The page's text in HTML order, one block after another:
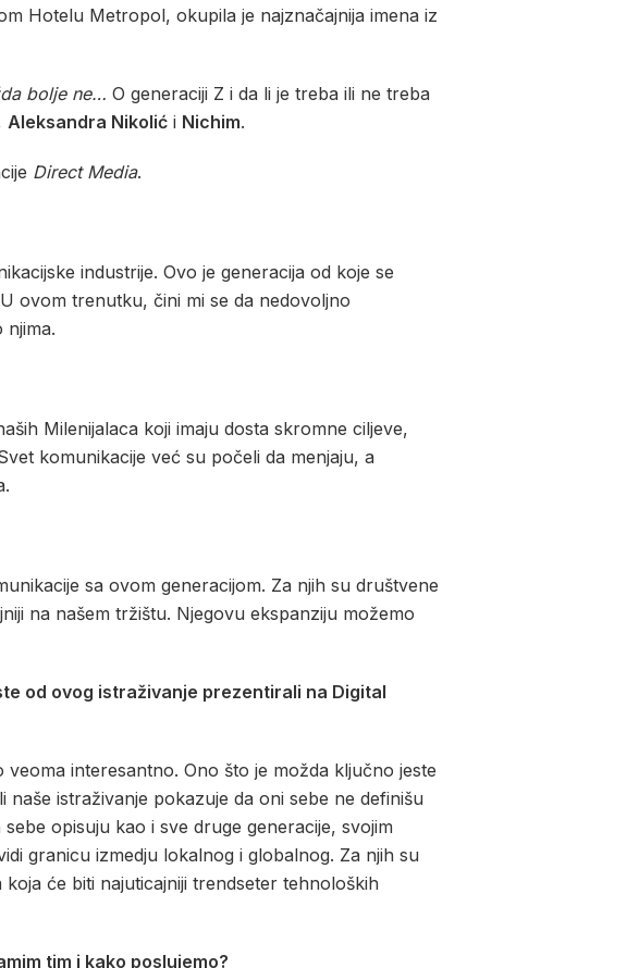
Hotelu Metropol, okupila je najznačajnija imena iz
bolje ne… O generaciji Z i da li je treba ili ne treba
Aleksandra Nikolić i Nichim.
Direct Media.
industrije. Ovo je generacija od koje se
ovom trenutku, čini mi se da nedovoljno
njima.
Milenijalaca koji imaju dosta skromne ciljeve,
komunikacije već su počeli da menjaju, a
sa ovom generacijom. Za njih su društvene
na našem tržištu. Njegovu ekspanziju možemo
od ovog istraživanje prezentirali na Digital
interesantno. Ono što je možda ključno jeste
naše istraživanje pokazuje da oni sebe ne definišu
opisuju kao i sve druge generacije, svojim
granicu izmedju lokalnog i globalnog. Za njih su
će biti najuticajniji trendseter tehnoloških
tim i kako poslujemo?